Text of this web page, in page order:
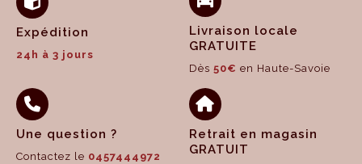
Expédition
24h à 3 jours
Livraison locale
GRATUITE
Dès 50€ en Haute-Savoie
Une question ?
Contactez le 0457444972
Retrait en magasin
GRATUIT